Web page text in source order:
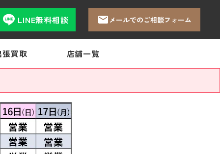
LINE無料相談 メールでのご相談フォーム
張買取 店舗一覧